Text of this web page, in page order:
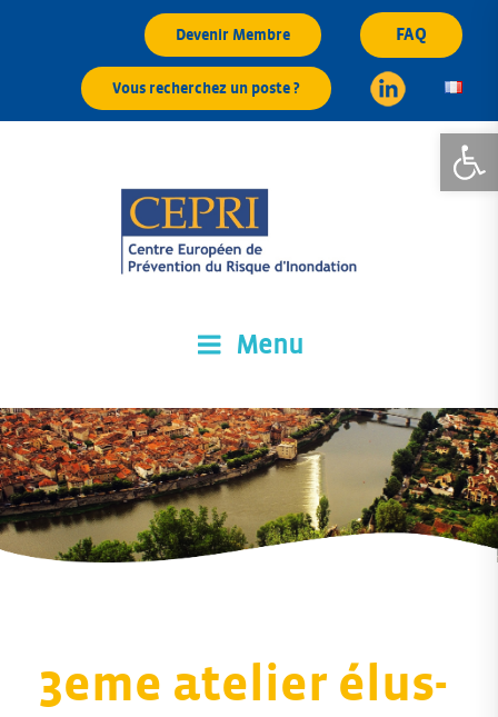
Ouvrir
Devenir Membre FAQ
Vous recherchez un poste ?
Menu
3eme atelier élus-